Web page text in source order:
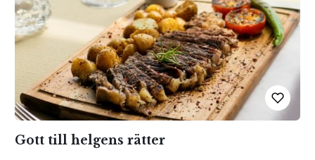
Gott till helgens rätter